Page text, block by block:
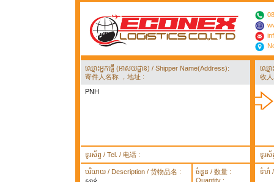
ឈ្មោះអ្នកផ្ញើ (អាសយដ្ឋាន) / Shipper Name(Address):
寄件人名称 ，地址 :
PNH
ឈ្មោ
收
ទូរស័ព្ទ / Tel. / 电话 : ទូរស័
បរិយាយ / Description / 货物品名 :
ចំនួន / 数量 :
Quantity :
ទំហំ /